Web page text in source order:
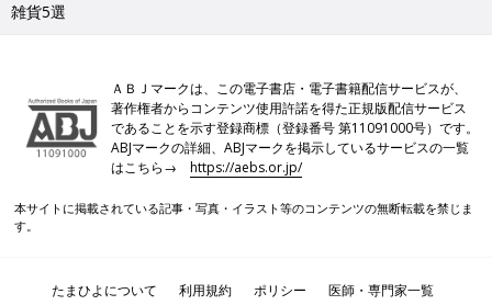
雑貨5選
ＡＢＪマークは、この電子書店・電子書籍配信サービスが、
著作権者からコンテンツ使用許諾を得た正規版配信サービス
であることを示す登録商標（登録番号 第11091000号）です。
ABJマークの詳細、ABJマークを掲示しているサービスの一覧
はこちら→https://aebs.or.jp/
本サイトに掲載されている記事・写真・イラスト等のコンテンツの無断転載を禁じま
す。
たまひよについて 利用規約 ポリシー 医師・専門家一覧